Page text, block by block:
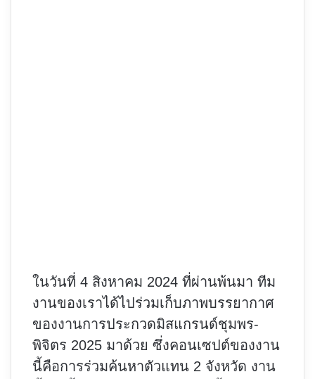
ในวันที่ 4 สิงหาคม 2024 ที่ผ่านพ้นมา ทีม
งานของเราได้ไปร่วมเก็บภาพบรรยากาศ
ของงานการประกวดมิสแกรนด์ชุมพร-
พิจิตร 2025 มาด้วย ซึ่งคอนเซปต์ของงาน
นี้คือการร่วมค้นหาตัวแทน 2 จังหวัด งาน